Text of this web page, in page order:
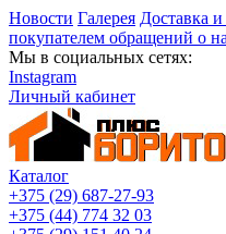
Новости Галерея Доставка и
покупателем обращений о
Мы в социальных сетях:
Instagram
Личный кабинет
Каталог
+375 (29) 687-27-93
+375 (44) 774 32 03